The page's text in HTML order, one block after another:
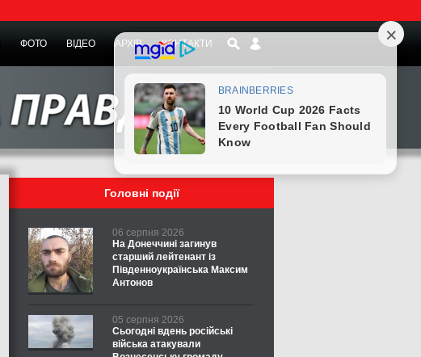
ФОТО ВІДЕО АРХІВ КОНТАКТИ
Головні події
06 серпня 2026
На Донеччині загинув
старший лейтенант із
Південноукраїнська Максим
Антонов
05 серпня 2026
Сьогодні вдень російські
війська атакували